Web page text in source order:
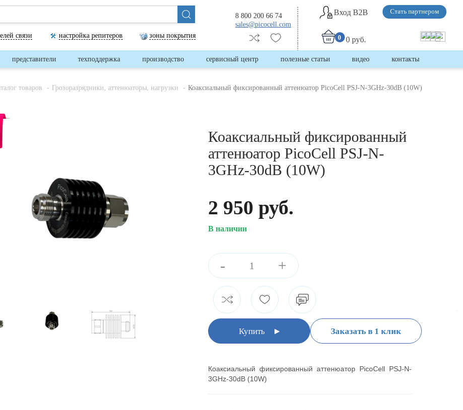
связи настройка репитеров зоны покрытия
8 800 200 66 74
sales@picocell.com
Вход B2B Стать партнером
0 0 руб.
представители техподдержка производство сервисный центр полезные статьи видео контакты
товаров Грозоразрядники, аттенюаторы, нагрузки Коаксиальный фиксированный аттенюатор PicoCell PSJ-N-3GHz-30dB (10W)
Коаксиальный фиксированный
аттенюатор PicoCell PSJ-N-
3GHz-30dB (10W)
2 950 руб.
В наличии
- +
Купить Заказать в 1 клик
Коаксиальный фиксированный аттенюатор PicoCell PSJ-N-
3GHz-30dB (10W)